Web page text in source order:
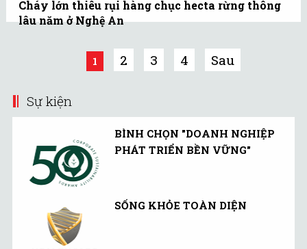
bỗng dưng bốc cháy dữ
Cháy lớn thiêu rụi hàng chục hecta rừng thông
lâu năm ở Nghệ An
nhưng mãi đến 10/8, đám cháy mới được
1 2 3 4 Sau
Sự kiện
BÌNH CHỌN "DOANH NGHIỆP
PHÁT TRIỂN BỀN VỮNG"
SỐNG KHỎE TOÀN DIỆN